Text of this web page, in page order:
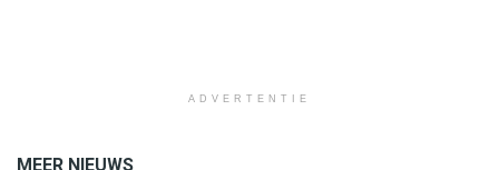
ADVERTENTIE
MEER NIEUWS